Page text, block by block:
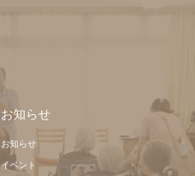
お知らせ
お知らせ
イベント